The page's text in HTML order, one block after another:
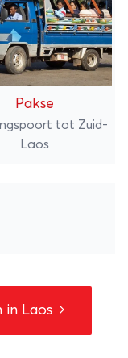
Pakse
tot Zuid-
Laos
in Laos